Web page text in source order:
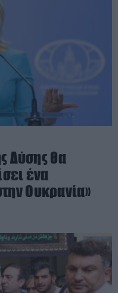
Δύσης θα
ένα
Ουκρανία»